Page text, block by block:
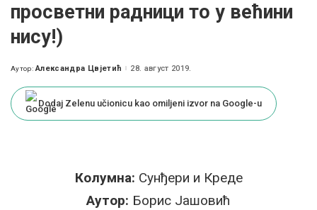
просветни радници то у већини
нису!)
Posted
Аутор: Александра Цвјетић 28. август 2019.
Dodaj Zelenu učionicu kao omiljeni izvor na Google-u
Колумна: Сунђери и Креде
Аутор: Борис Јашовић